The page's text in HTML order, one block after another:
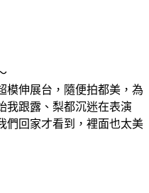
模伸展台，隨便拍都美，為
我跟露、梨都沉迷在表演
們回家才看到，裡面也太美